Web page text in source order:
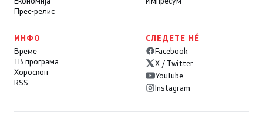
Прес-релис
ИНФО
Време
ТВ програма
Хороскоп
RSS
СЛЕДЕТЕ НÉ
Facebook
X / Twitter
YouTube
Instagram